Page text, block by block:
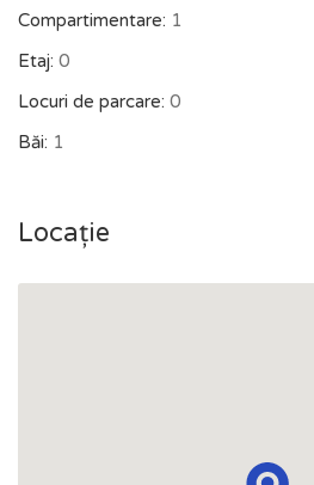
Compartimentare: 1
Etaj: 0
Locuri de parcare: 0
Băi: 1
Locație